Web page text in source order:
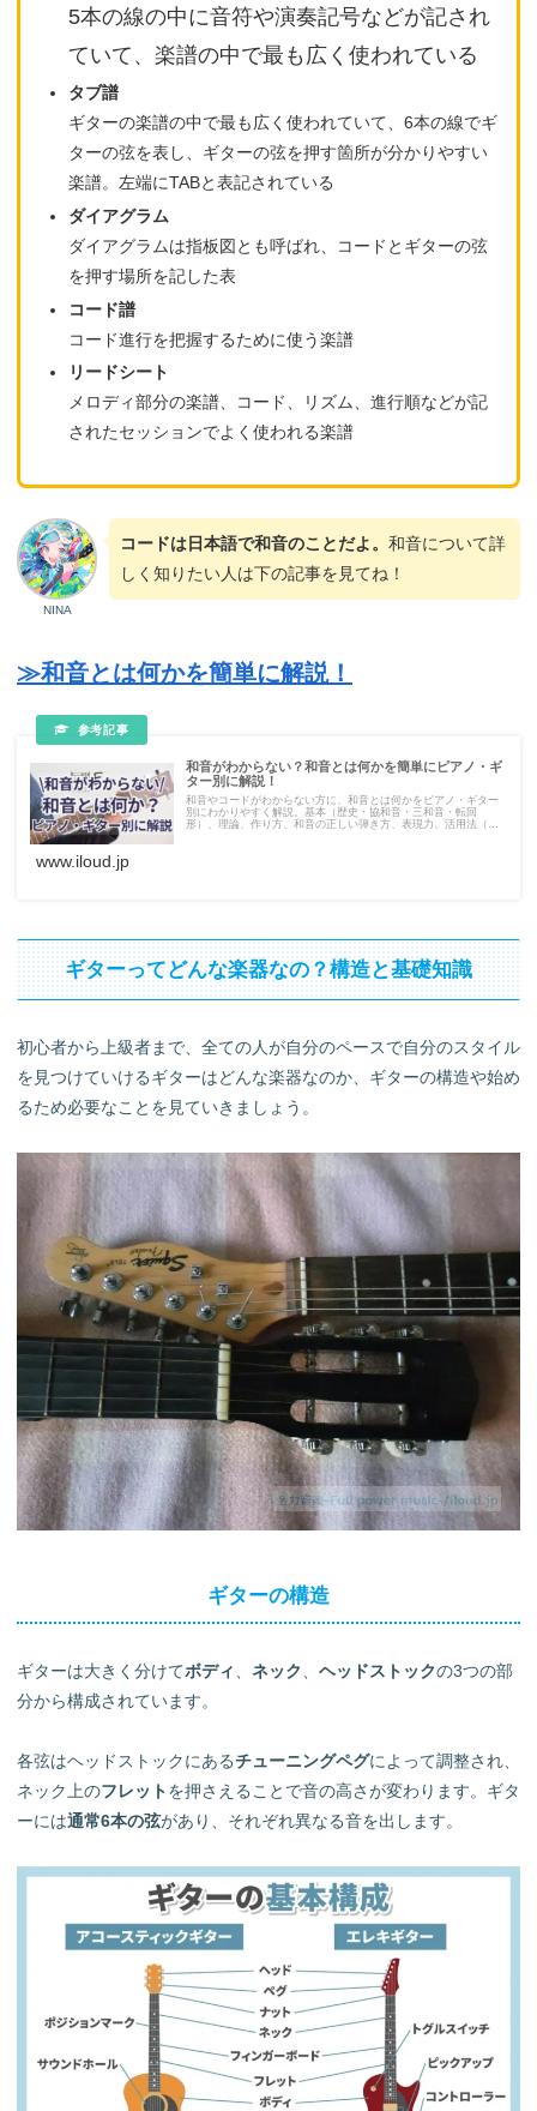
5本の線の中に音符や演奏記号などが記され
ていて、楽譜の中で最も広く使われている
タブ譜
ギターの楽譜の中で最も広く使われていて、6本の線でギ
ターの弦を表し、ギターの弦を押す箇所が分かりやすい
楽譜。左端にTABと表記されている
ダイアグラム
ダイアグラムは指板図とも呼ばれ、コードとギターの弦
を押す場所を記した表
コード譜
コード進行を把握するために使う楽譜
リードシート
メロディ部分の楽譜、コード、リズム、進行順などが記
されたセッションでよく使われる楽譜
NINA
コードは日本語で和音のことだよ。和音について詳
しく知りたい人は下の記事を見てね！
≫和音とは何かを簡単に解説！
和音がわからない？和音とは何かを簡単にピアノ・ギ
ター別に解説！
和音やコードがわからない方に、和音とは何かをピアノ・ギター
別にわかりやすく解説。基本（歴史・協和音・三和音・転回
形）、理論、作り方、和音の正しい弾き方、表現力、活用法（コ
www.iloud.jp
ギターってどんな楽器なの？構造と基礎知識
初心者から上級者まで、全ての人が自分のペースで自分のスタイル
を見つけていけるギターはどんな楽器なのか、ギターの構造や始め
るため必要なことを見ていきましょう。
ギターの構造
ギターは大きく分けてボディ ネック ヘッドストックの3つの部
分から構成されています。
各弦はヘッドストックにあるチューニングペグによって調整され、
ネック上のフレットを押さえることで音の高さが変わります。ギタ
ーには通常6本の弦があり、それぞれ異なる音を出します。